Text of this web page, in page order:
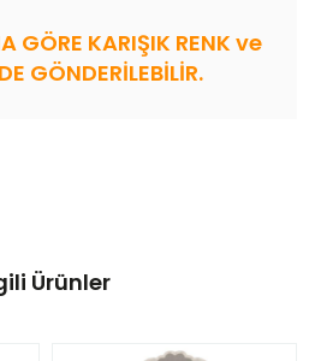
GÖRE KARIŞIK RENK ve
GÖNDERİLEBİLİR.
Ürünler